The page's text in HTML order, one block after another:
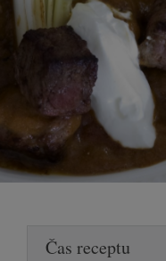
Čas receptu